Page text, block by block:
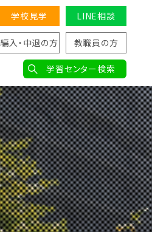
学校見学 LINE相談
編入・中退の方 教職員の方
学習センター検索